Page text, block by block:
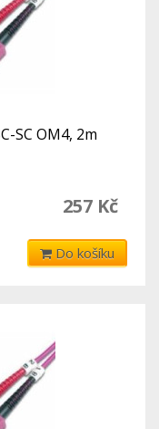
SC OM4, 2m
257 Kč
Do košíku